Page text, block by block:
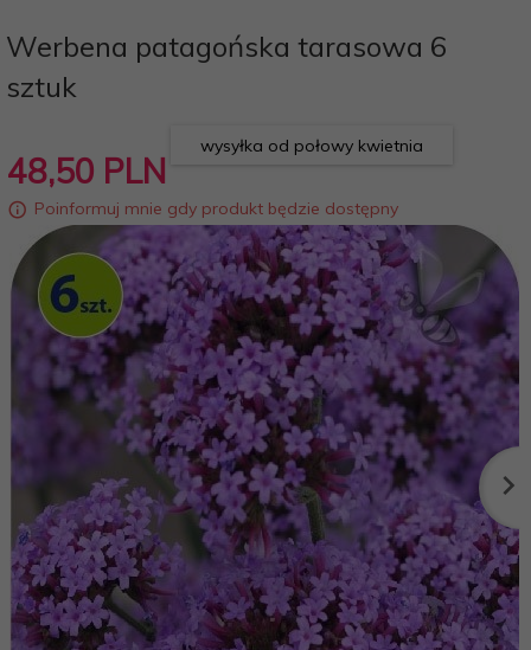
Werbena patagońska tarasowa 6
sztuk
48,50 PLN
wysyłka od połowy kwietnia
Poinformuj mnie gdy produkt będzie dostępny